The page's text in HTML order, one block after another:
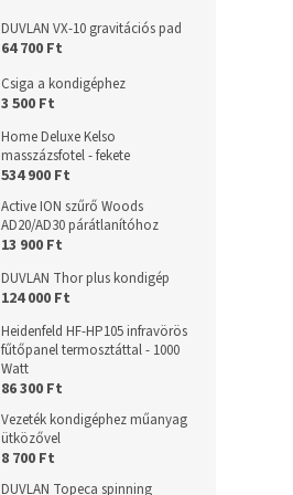
DUVLAN VX-10 gravitációs pad
64 700 Ft
Csiga a kondigéphez
3 500 Ft
Home Deluxe Kelso
masszázsfotel - fekete
534 900 Ft
Active ION szűrő Woods
AD20/AD30 párátlanítóhoz
13 900 Ft
DUVLAN Thor plus kondigép
124 000 Ft
Heidenfeld HF-HP105 infravörös
fűtőpanel termosztáttal - 1000
Watt
86 300 Ft
Vezeték kondigéphez műanyag
ütközővel
8 700 Ft
DUVLAN Topeca spinning